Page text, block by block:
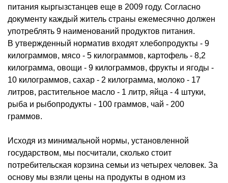
питания кыргызстанцев еще в 2009 году. Согласно
документу каждый житель страны ежемесячно должен
употреблять 9 наименований продуктов питания.
В утвержденный норматив входят хлебопродукты - 9
килограммов, мясо - 5 килограммов, картофель - 8,2
килограмма, овощи - 9 килограммов, фрукты и ягоды -
10 килограммов, сахар - 2 килограмма, молоко - 17
литров, растительное масло - 1 литр, яйца - 4 штуки,
рыба и рыбопродукты - 100 граммов, чай - 200
граммов.
Исходя из минимальной нормы, установленной
государством, мы посчитали, сколько стоит
потребительская корзина семьи из четырех человек. За
основу мы взяли цены на продукты в одном из